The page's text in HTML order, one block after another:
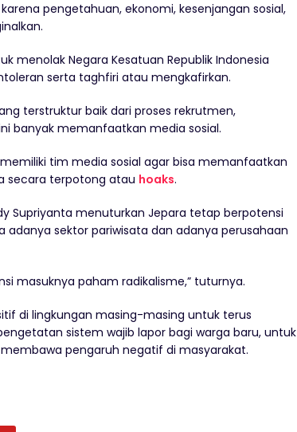
pengetahuan, ekonomi, kesenjangan sosial,
menolak Negara Kesatuan Republik Indonesia
serta taghfiri atau mengkafirkan.
terstruktur baik dari proses rekrutmen,
banyak memanfaatkan media sosial.
tim media sosial agar bisa memanfaatkan
secara terpotong atau hoaks.
Supriyanta menuturkan Jepara tetap berpotensi
adanya sektor pariwisata dan adanya perusahaan
masuknya paham radikalisme,” tuturnya.
di lingkungan masing-masing untuk terus
sistem wajib lapor bagi warga baru, untuk
pengaruh negatif di masyarakat.